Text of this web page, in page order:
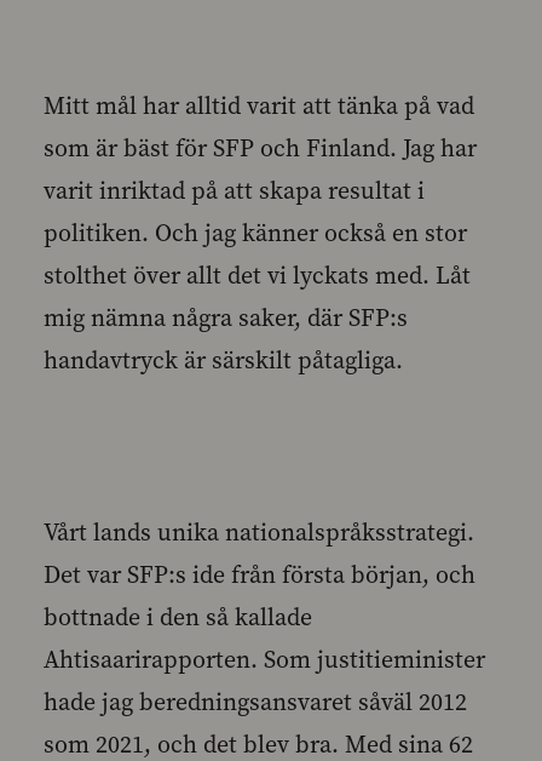
Mitt mål har alltid varit att tänka på vad
som är bäst för SFP och Finland. Jag har
varit inriktad på att skapa resultat i
politiken. Och jag känner också en stor
stolthet över allt det vi lyckats med. Låt
mig nämna några saker, där SFP:s
handavtryck är särskilt påtagliga.
Vårt lands unika nationalspråksstrategi.
Det var SFP:s ide från första början, och
bottnade i den så kallade
Ahtisaarirapporten. Som justitieminister
hade jag beredningsansvaret såväl 2012
som 2021, och det blev bra. Med sina 62